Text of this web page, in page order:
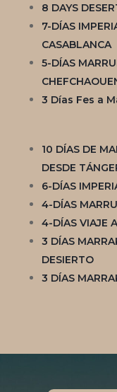
8 DAYS
7-DÍAS
CASABLANCA
5-DÍAS
3 Días Fes a
10 DÍAS DE
DESDE
6-DÍAS
4-DÍAS
4-DÍAS VIAJE
3 DÍAS
DESIERTO
3 DÍAS